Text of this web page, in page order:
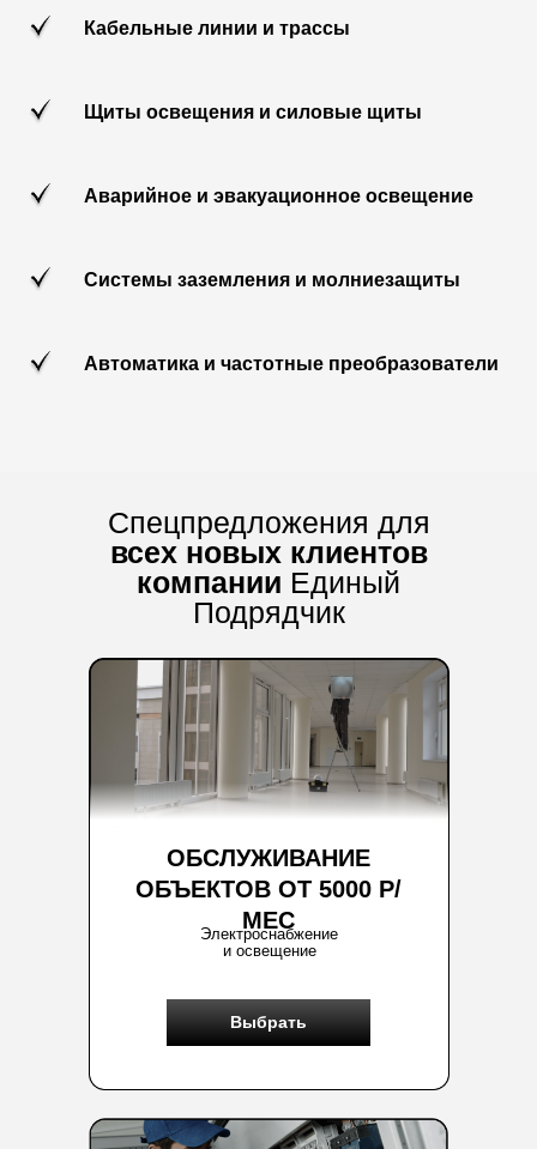
Кабельные линии и трассы
Щиты освещения и силовые щиты
Аварийное и эвакуационное освещение
Системы заземления и молниезащиты
Автоматика и частотные преобразователи
ОБСЛУЖИВАНИЕ
ОБЪЕКТОВ ОТ 5000 Р/
МЕС
Спецпредложения для
всех новых клиентов
компании Единый
Подрядчик
Электроснабжение
и освещение
Выбрать